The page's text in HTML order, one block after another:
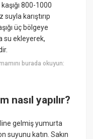
800-1000
karıştırıp
üç bölgeye
su ekleyerek,
burada okuyun:
nasıl yapılır?
gelmiş yumurta
suyunu katın. Sakın